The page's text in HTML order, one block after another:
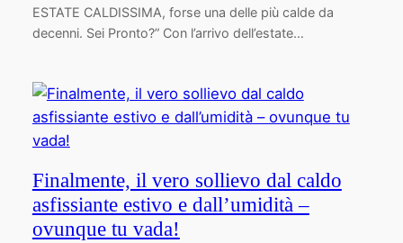
ESTATE CALDISSIMA, forse una delle più calde da
decenni. Sei Pronto?” Con l’arrivo dell’estate…
Finalmente, il vero sollievo dal caldo
asfissiante estivo e dall’umidità –
ovunque tu vada!